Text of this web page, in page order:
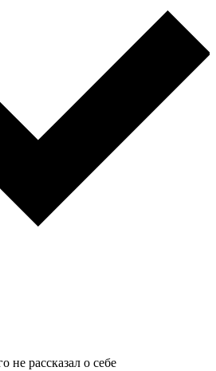
не рассказал о себе